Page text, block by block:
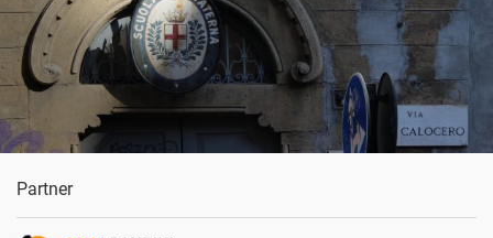
Partner